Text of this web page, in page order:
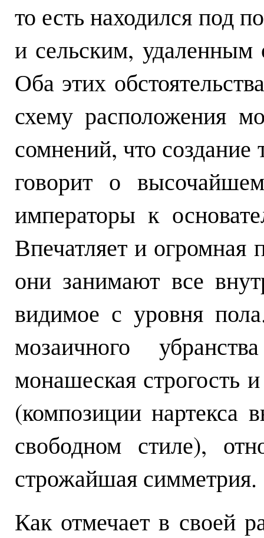
то есть находился под
и сельским, удаленным
Оба этих
схему расположения
сомнений, что создание
говорит о
императоры к
Впечатляет и
они занимают все
видимое с уровня
мозаичного
монашеская строгость
(композиции нартекса
свободном стиле),
строжайшая симметрия.
Как отмечает в своей